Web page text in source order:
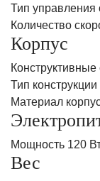
Тип управления
Количество
Корпус
Тип
Материал
Мощность 120
Вес